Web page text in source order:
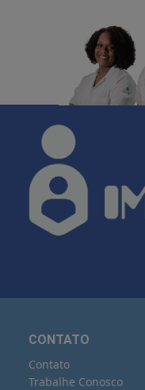
CONTATO
Contato
Trabalhe Conosco